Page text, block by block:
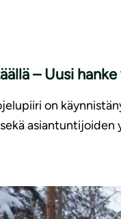
– Uusi
on